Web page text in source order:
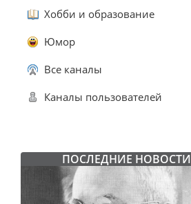
Хобби и образование
Юмор
Все каналы
Каналы пользователей
ПОСЛЕДНИЕ НОВОСТИ